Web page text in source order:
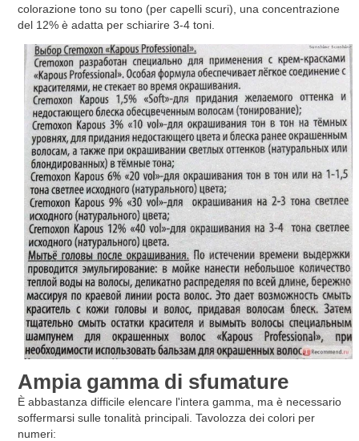
colorazione tono su tono (per capelli scuri), una concentrazione
del 12% è adatta per schiarire 3-4 toni.
Ampia gamma di sfumature
È abbastanza difficile elencare l'intera gamma, ma è necessario
soffermarsi sulle tonalità principali. Tavolozza dei colori per
numeri: